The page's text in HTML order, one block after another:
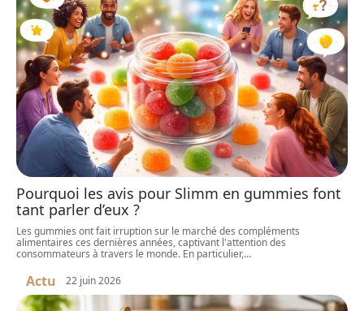
Pourquoi les avis pour Slimm en gummies font
tant parler d’eux ?
Les gummies ont fait irruption sur le marché des compléments
alimentaires ces dernières années, captivant l'attention des
consommateurs à travers le monde. En particulier,…
Actu 22 juin 2026